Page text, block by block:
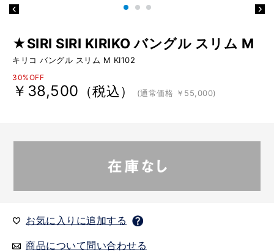
★SIRI SIRI KIRIKO バングル スリム M
キリコ バングル スリム M KI102
30%OFF
￥38,500 （税込） (通常価格 ￥55,000)
お気に入りに追加する
商品について問い合わせる